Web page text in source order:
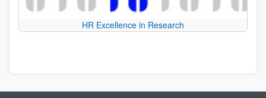
HR Excellence in Research